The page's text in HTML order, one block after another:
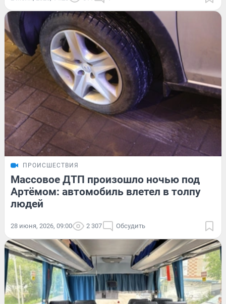
ПРОИСШЕСТВИЯ
Массовое ДТП произошло ночью под
Артёмом: автомобиль влетел в толпу
людей
28 июня, 2026, 09:00 2 307 Обсудить